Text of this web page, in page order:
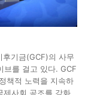
기금(GCF)의 사무
브를 걸고 있다. GCF
책적 노력을 지속하
제사회 공조를 강화